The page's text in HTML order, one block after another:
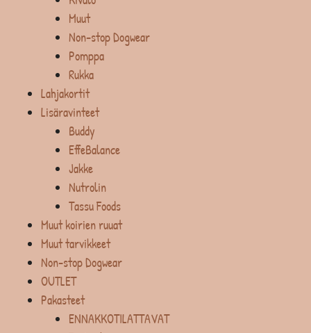
Muut
Non-stop Dogwear
Pomppa
Rukka
Lahjakortit
Lisäravinteet
Buddy
EffeBalance
Jakke
Nutrolin
Tassu Foods
Muut koirien ruuat
Muut tarvikkeet
Non-stop Dogwear
OUTLET
Pakasteet
ENNAKKOTILATTAVAT